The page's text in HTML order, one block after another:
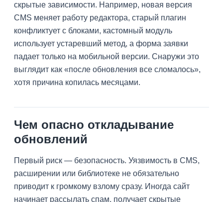
скрытые зависимости. Например, новая версия
CMS меняет работу редактора, старый плагин
конфликтует с блоками, кастомный модуль
использует устаревший метод, а форма заявки
падает только на мобильной версии. Снаружи это
выглядит как «после обновления все сломалось»,
хотя причина копилась месяцами.
Чем опасно откладывание
обновлений
Первый риск — безопасность. Уязвимость в CMS,
расширении или библиотеке не обязательно
приводит к громкому взлому сразу. Иногда сайт
начинает рассылать спам, получает скрытые